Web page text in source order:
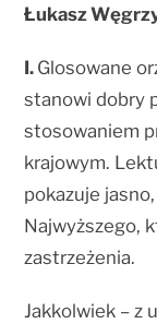
Łukasz
I. Glosowane
stanowi dobry
stosowaniem
krajowym.
pokazuje
Najwyższego,
zastrzeżenia.
Jakkolwiek – z